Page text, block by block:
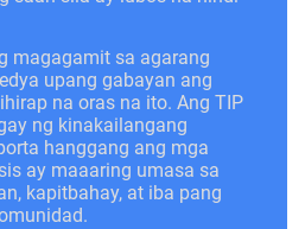
magagamit sa agarang
upang gabayan ang
na oras na ito. Ang TIP
ng kinakailangang
hanggang ang mga
ay maaaring umasa sa
kapitbahay, at iba pang